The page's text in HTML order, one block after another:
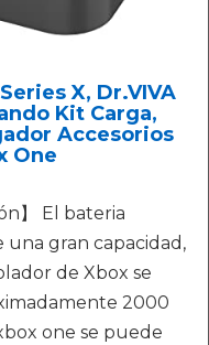
X, Dr.VIVA
Kit Carga,
Accesorios
One
】 El bateria
una gran capacidad,
de Xbox se
2000
one se puede